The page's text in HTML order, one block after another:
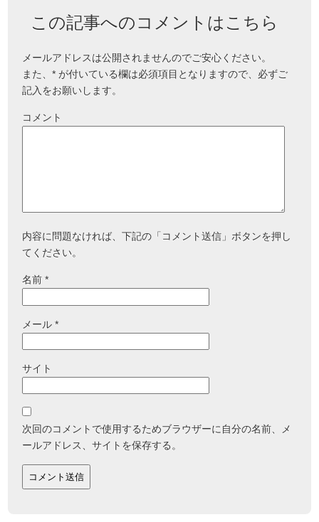
この記事へのコメントはこちら
メールアドレスは公開されませんのでご安心ください。
また、* が付いている欄は必須項目となりますので、必ずご
記入をお願いします。
コメント
内容に問題なければ、下記の「コメント送信」ボタンを押し
てください。
名前*
メール*
サイト
次回のコメントで使用するためブラウザーに自分の名前、メ
ールアドレス、サイトを保存する。